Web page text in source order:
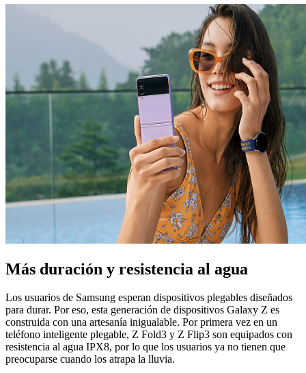
Más duración y resistencia al agua
Los usuarios de Samsung esperan dispositivos plegables diseñados
para durar. Por eso, esta generación de dispositivos Galaxy Z es
construida con una artesanía inigualable. Por primera vez en un
teléfono inteligente plegable, Z Fold3 y Z Flip3 son equipados con
resistencia al agua IPX8, por lo que los usuarios ya no tienen que
preocuparse cuando los atrapa la lluvia.